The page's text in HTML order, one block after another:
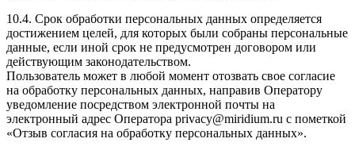
10.4. Срок обработки персональных данных определяется
достижением целей, для которых были собраны персональные
данные, если иной срок не предусмотрен договором или
действующим законодательством.
Пользователь может в любой момент отозвать свое согласие
на обработку персональных данных, направив Оператору
уведомление посредством электронной почты на
электронный адрес Оператора privacy@miridium.ru с пометкой
«Отзыв согласия на обработку персональных данных».